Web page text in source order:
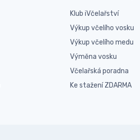
Klub iVčelařství
Výkup včelího vosku
Výkup včelího medu
Výměna vosku
Včelařská poradna
Ke stažení ZDARMA